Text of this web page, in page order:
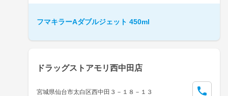
フマキラーAダブルジェット 450ml
ドラッグストアモリ西中田店
宮城県仙台市太白区西中田３－１８－１３